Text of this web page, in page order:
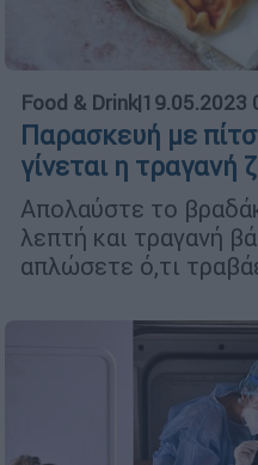
Food & Drink|19.05.2023
Παρασκευή με
γίνεται η τραγανή
Απολαύστε το
λεπτή και τραγανή
απλώσετε ό,τι